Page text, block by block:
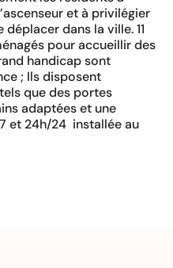
et à privilégier
dans la ville. 11
pour accueillir des
handicap sont
; Ils disposent
que des portes
adaptées et une
et 24h/24 installée au